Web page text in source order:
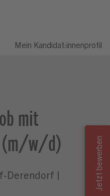
Mein Kandidat:innenprofil
mit
(m/w/d)
Derendorf |